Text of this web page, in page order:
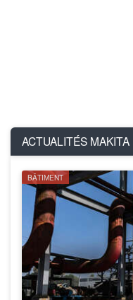
ACTUALITÉS MAKITA
BÂTIMENT